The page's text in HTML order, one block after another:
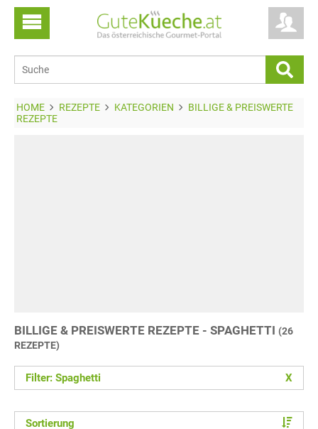
HOME REZEPTE KATEGORIEN
BILLIGE & PREISWERTE
REZEPTE
BILLIGE & PREISWERTE REZEPTE - SPAGHETTI (26
REZEPTE)
Filter: Spaghetti X
Sortierung